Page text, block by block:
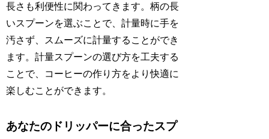
長さも利便性に関わってきます。柄の長
いスプーンを選ぶことで、計量時に手を
汚さず、スムーズに計量することができ
ます。計量スプーンの選び方を工夫する
ことで、コーヒーの作り方をより快適に
楽しむことができます。
あなたのドリッパーに合ったスプ